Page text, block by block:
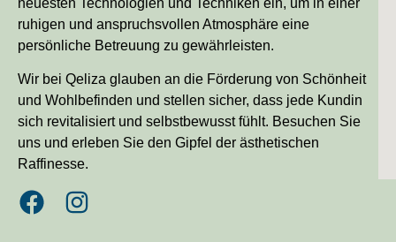
ruhigen und anspruchsvollen Atmosphäre eine
persönliche Betreuung zu gewährleisten.
Wir bei Qeliza glauben an die Förderung von Schönheit
und Wohlbefinden und stellen sicher, dass jede Kundin
sich revitalisiert und selbstbewusst fühlt. Besuchen Sie
uns und erleben Sie den Gipfel der ästhetischen
Raffinesse.